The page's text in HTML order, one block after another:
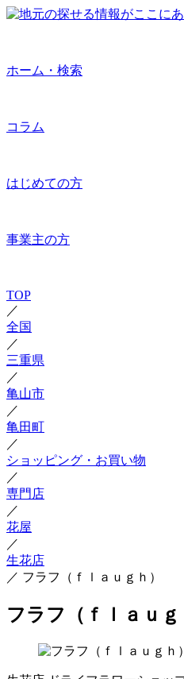
ホーム・検索
コラム
はじめての方
事業主の方
TOP
／
全国
／
三重県
／
亀山市
／
亀田町
／
ショッピング・お買い物
／
専門店
／
花屋
／
生花店
／ フラフ（ｆｌａｕｇｈ）
フラフ（ｆｌａｕｇ